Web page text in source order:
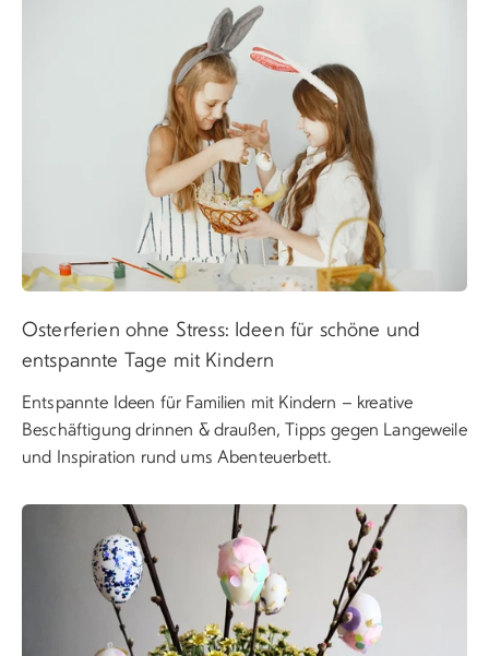
Osterferien ohne Stress: Ideen für schöne und
entspannte Tage mit Kindern
Entspannte Ideen für Familien mit Kindern – kreative
Beschäftigung drinnen & draußen, Tipps gegen Langeweile
und Inspiration rund ums Abenteuerbett.